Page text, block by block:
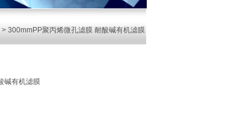
> 300mmPP聚丙烯微孔滤膜 耐酸碱有机滤膜
碱有机滤膜